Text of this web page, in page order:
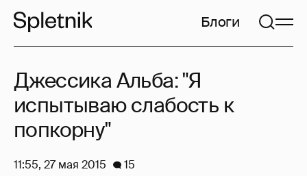
Блоги
Джессика Альба: "Я
испытываю слабость к
попкорну"
11:55, 27 мая 2015 15